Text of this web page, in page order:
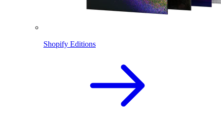
Shopify Editions